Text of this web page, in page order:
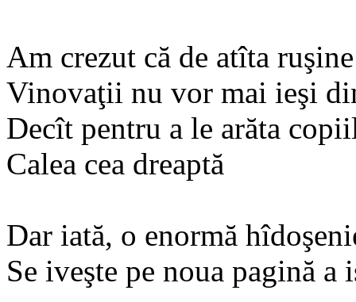
Am crezut că de atîta ruşine
Vinovaţii nu vor mai ieşi
Decît pentru a le arăta
Calea cea dreaptă
Dar iată, o enormă
Se iveşte pe noua pagină a